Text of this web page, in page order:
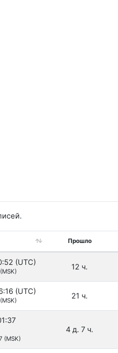
Прошло
(UTC) 12 ч.
(UTC) 21 ч.
(MSK)
4 д. 7 ч.